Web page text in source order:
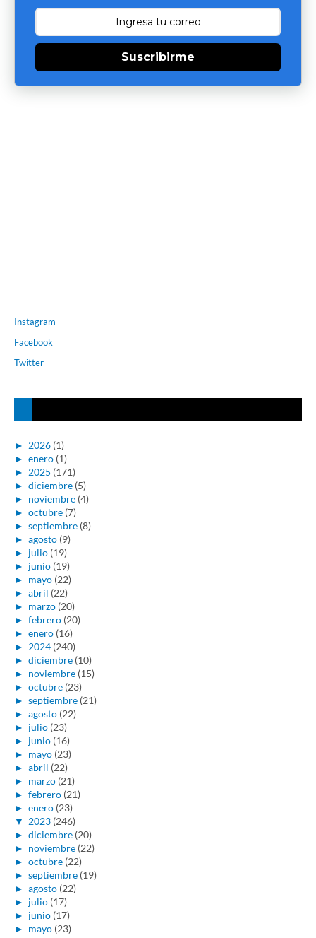
Suscribirme
Instagram
Facebook
Twitter
► 2026 (1)
► enero (1)
► 2025 (171)
► diciembre (5)
► noviembre (4)
► octubre (7)
► septiembre (8)
► agosto (9)
► julio (19)
► junio (19)
► mayo (22)
► abril (22)
► marzo (20)
► febrero (20)
► enero (16)
► 2024 (240)
► diciembre (10)
► noviembre (15)
► octubre (23)
► septiembre (21)
► agosto (22)
► julio (23)
► junio (16)
► mayo (23)
► abril (22)
► marzo (21)
► febrero (21)
► enero (23)
▼ 2023 (246)
► diciembre (20)
► noviembre (22)
► octubre (22)
► septiembre (19)
► agosto (22)
► julio (17)
► junio (17)
► mayo (23)